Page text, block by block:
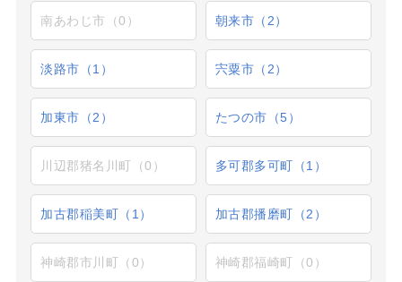
南あわじ市（0） 朝来市（2）
淡路市（1） 宍粟市（2）
加東市（2） たつの市（5）
川辺郡猪名川町（0） 多可郡多可町（1）
加古郡稲美町（1） 加古郡播磨町（2）
神崎郡市川町（0） 神崎郡福崎町（0）